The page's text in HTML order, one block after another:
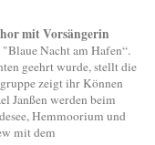
mit Vorsängerin
Nacht am Hafen“.
geehrt wurde, stellt die
zeigt ihr Können
Janßen werden beim
Hemmoorium und
mit dem